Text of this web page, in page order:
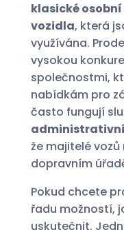
klasické osobní
vozidla, která
využívána.
vysokou
společnostmi,
nabídkám pro
často fungují
že majitelé
dopravním
Pokud chcete
řadu možností,
uskutečnit.